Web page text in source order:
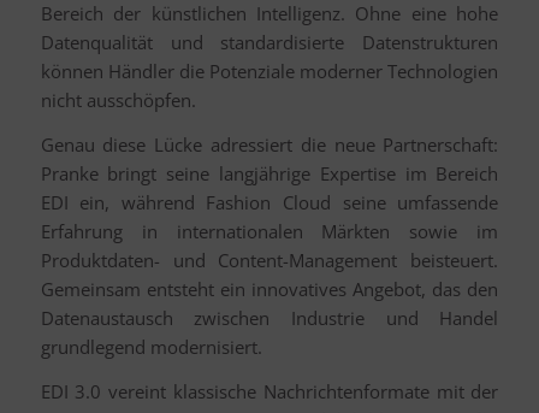
Bereich der künstlichen Intelligenz. Ohne eine hohe
Datenqualität und standardisierte Datenstrukturen
können Händler die Potenziale moderner Technologien
nicht ausschöpfen.
Genau diese Lücke adressiert die neue Partnerschaft:
Pranke bringt seine langjährige Expertise im Bereich
EDI ein, während Fashion Cloud seine umfassende
Erfahrung in internationalen Märkten sowie im
Produktdaten- und Content-Management beisteuert.
Gemeinsam entsteht ein innovatives Angebot, das den
Datenaustausch zwischen Industrie und Handel
grundlegend modernisiert.
EDI 3.0 vereint klassische Nachrichtenformate mit der